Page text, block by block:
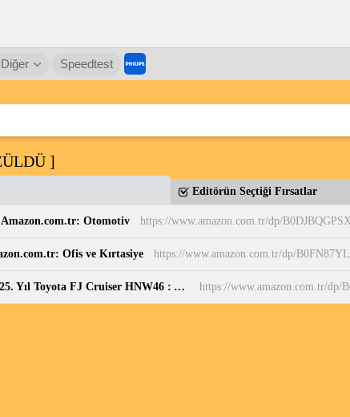
Diğer Speedtest
]
Editörün Seçtiği Fırsatlar
Amazon.com.tr: Otomotiv https://www.amazon.com.tr/dp/
Ofis ve Kırtasiye https://www.amazon.com.tr/dp/
HOT WHEELS Premium 2026 Fast And Furious 25. Yıl Toyota FJ Cruiser HNW46 : Amazon.com.tr: Oyuncak https://www.amazon.com.tr/dp/